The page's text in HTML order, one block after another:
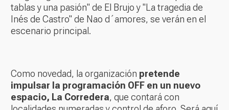
tablas y una pasión" de El Brujo y "La tragedia de
Inés de Castro" de Nao d´amores, se verán en el
escenario principal.
Como novedad, la organización pretende
impulsar la programación OFF en un nuevo
espacio, La Corredera, que contará con